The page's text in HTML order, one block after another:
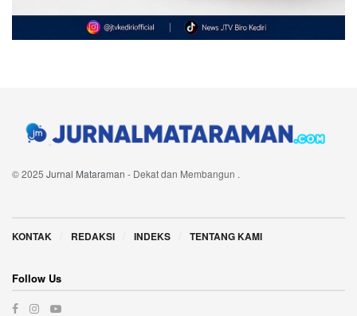
© 2025 Jurnal Mataraman - Dekat dan Membangun .
KONTAK REDAKSI INDEKS TENTANG KAMI
Follow Us